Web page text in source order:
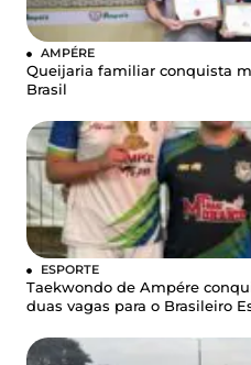
AMPÉRE
Queijaria familiar conquista
Brasil
ESPORTE
Taekwondo de Ampére
duas vagas para o Brasileiro